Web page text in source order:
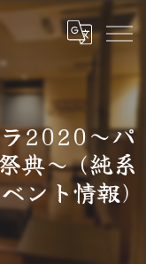
2020～パ
典～ (純系
ント情報)